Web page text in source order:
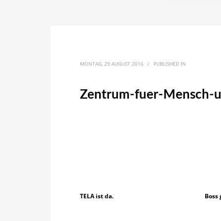
MONTAG, 29 AUGUST 2016 / PUBLISHED IN
Zentrum-fuer-Mensch-
TELA ist da. Boss